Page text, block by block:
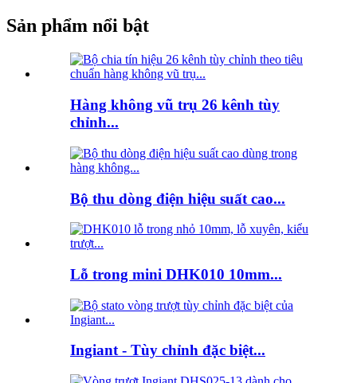
Sản phẩm nổi bật
Hàng không vũ trụ 26 kênh tùy
chỉnh...
Bộ thu dòng điện hiệu suất cao...
Lỗ trong mini DHK010 10mm...
Ingiant - Tùy chỉnh đặc biệt...